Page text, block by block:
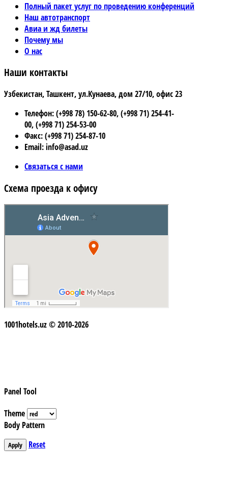
Полный пакет услуг по проведению конференций
Наш автотранспорт
Авиа и жд билеты
Почему мы
О нас
Наши контакты
Узбекистан, Ташкент, ул.Кунаева, дом 27/10, офис 23
Телефон: (+998 78) 150-62-80, (+998 71) 254-41-
00, (+998 71) 254-53-00
Факс: (+998 71) 254-87-10
Email: info@asad.uz
Связаться с нами
Схема проезда к офису
1001hotels.uz © 2010-2026
Panel Tool
Theme
Body Pattern
Apply Reset